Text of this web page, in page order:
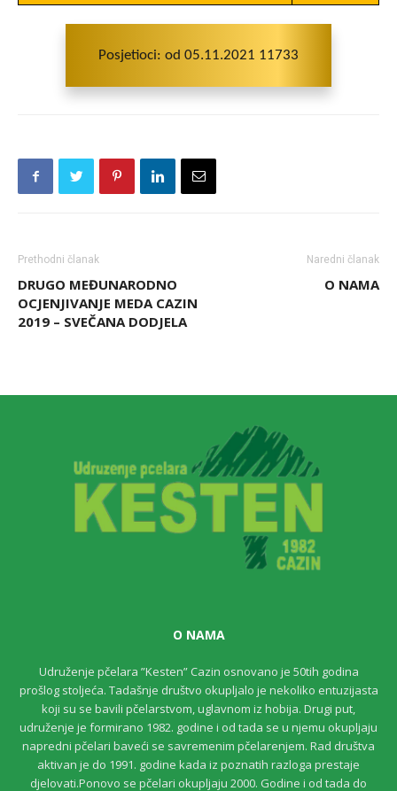
Posjetioci: od 05.11.2021 11733
Prethodni članak
DRUGO MEĐUNARODNO
OCJENJIVANJE MEDA CAZIN
2019 – SVEČANA DODJELA
Naredni članak
O NAMA
O NAMA
Udruženje pčelara ”Kesten” Cazin osnovano je 50tih godina
prošlog stoljeća. Tadašnje društvo okupljalo je nekoliko entuzijasta
koji su se bavili pčelarstvom, uglavnom iz hobija. Drugi put,
udruženje je formirano 1982. godine i od tada se u njemu okupljaju
napredni pčelari baveći se savremenim pčelarenjem. Rad društva
aktivan je do 1991. godine kada iz poznatih razloga prestaje
djelovati.Ponovo se pčelari okupljaju 2000. Godine i od tada do